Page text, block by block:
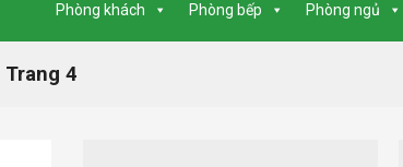
Phòng khách Phòng bếp Phòng ngủ
Trang 4